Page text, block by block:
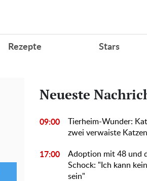
Rezepte Stars
Neueste
09:00
Tierheim-Wunder:
zwei verwaiste
17:00
Adoption mit 48 und
Schock: "Ich kann
sein"